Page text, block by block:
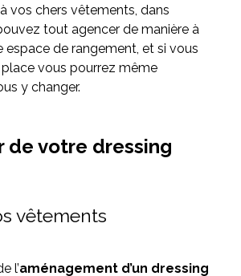
vos chers vêtements, dans
tout agencer de manière à
espace de rangement, et si vous
vous pourrez même
y changer.
de votre dressing
vêtements
l’aménagement d’un dressing